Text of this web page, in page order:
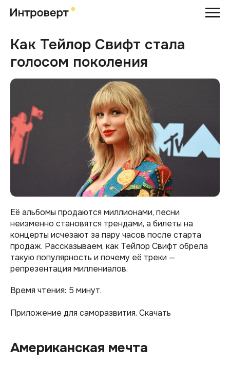
Как Тейлор Свифт стала
голосом поколения
Её альбомы продаются миллионами, песни
неизменно становятся трендами, а билеты на
концерты исчезают за пару часов после старта
продаж. Рассказываем, как Тейлор Свифт обрела
такую популярность и почему её треки —
репрезентация миллениалов.
Время чтения: 5 минут.
Приложение для саморазвития. Скачать
Американская мечта